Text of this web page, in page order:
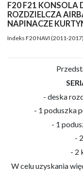
F20 F21 KONSOLA
ROZDZIELCZA
NAPINACZE
Indeks F20 NAVI (2011-
- deska
- 1 poduszka
- 1
-
- 2
W celu uzyskania